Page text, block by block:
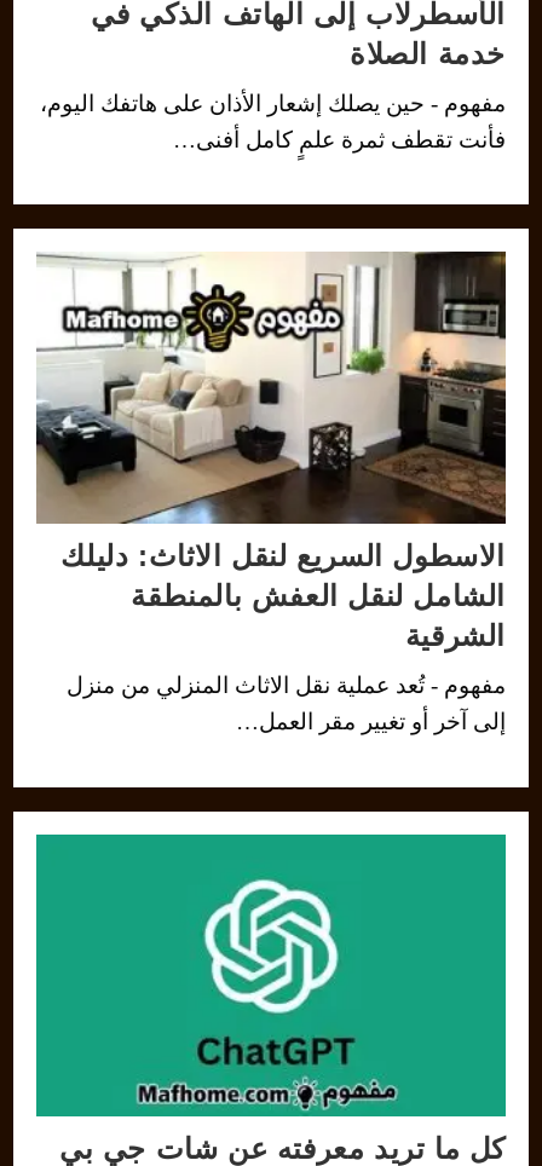
الأسطرلاب إلى الهاتف الذكي في
خدمة الصلاة
مفهوم - حين يصلك إشعار الأذان على هاتفك اليوم،
فأنت تقطف ثمرة علمٍ كامل أفنى…
الاسطول السريع لنقل الاثاث: دليلك
الشامل لنقل العفش بالمنطقة
الشرقية
مفهوم - تُعد عملية نقل الاثاث المنزلي من منزل
إلى آخر أو تغيير مقر العمل…
كل ما تريد معرفته عن شات جي بي